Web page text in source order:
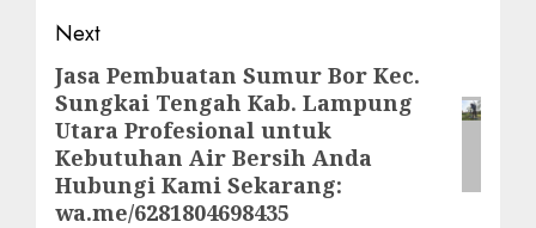
Next
Next
post:
Jasa Pembuatan Sumur Bor Kec.
Sungkai Tengah Kab. Lampung
Utara Profesional untuk
Kebutuhan Air Bersih Anda
Hubungi Kami Sekarang:
wa.me/6281804698435